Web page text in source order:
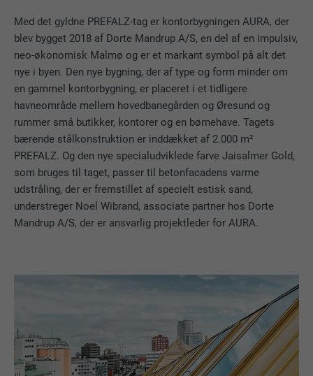
Med det gyldne PREFALZ-tag er kontorbygningen AURA, der
blev bygget 2018 af Dorte Mandrup A/S, en del af en impulsiv,
neo-økonomisk Malmø og er et markant symbol på alt det
nye i byen. Den nye bygning, der af type og form minder om
en gammel kontorbygning, er placeret i et tidligere
havneområde mellem hovedbanegården og Øresund og
rummer små butikker, kontorer og en børnehave. Tagets
bærende stålkonstruktion er inddækket af 2.000 m²
PREFALZ. Og den nye specialudviklede farve Jaisalmer Gold,
som bruges til taget, passer til betonfacadens varme
udstråling, der er fremstillet af specielt estisk sand,
understreger Noel Wibrand, associate partner hos Dorte
Mandrup A/S, der er ansvarlig projektleder for AURA.